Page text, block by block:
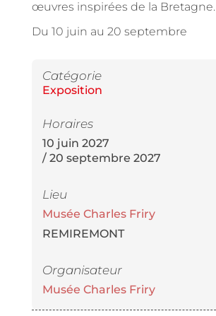
œuvres inspirées de la Bretagne.
Du 10 juin au 20 septembre
Catégorie
Exposition
Horaires
10 juin 2027
/ 20 septembre 2027
Lieu
Musée Charles Friry
REMIREMONT
Organisateur
Musée Charles Friry